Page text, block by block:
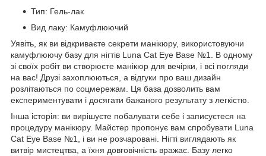
Тип: Гель-лак
Вид лаку: Камуфлюючий
Уявіть, як ви відкриваєте секрети манікюру, використовуючи
камуфлюючу базу для нігтів Luna Cat Eye Base №1. В одному
зі своїх робіт ви створюєте манікюр для вечірки, і всі погляди
на вас! Друзі захоплюються, а відгуки про ваш дизайн
розлітаються по соцмережам. Ця база дозволить вам
експериментувати і досягати бажаного результату з легкістю.
Інша історія: ви вирішуєте побалувати себе і записуєтеся на
процедуру манікюру. Майстер пропонує вам спробувати Luna
Cat Eye Base №1, і ви не розчаровані. Нігті виглядають як
витвір мистецтва, а їхня довговічність вражає. Базу легко